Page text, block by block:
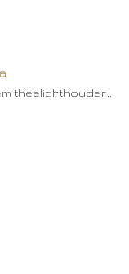
theelichthouder…